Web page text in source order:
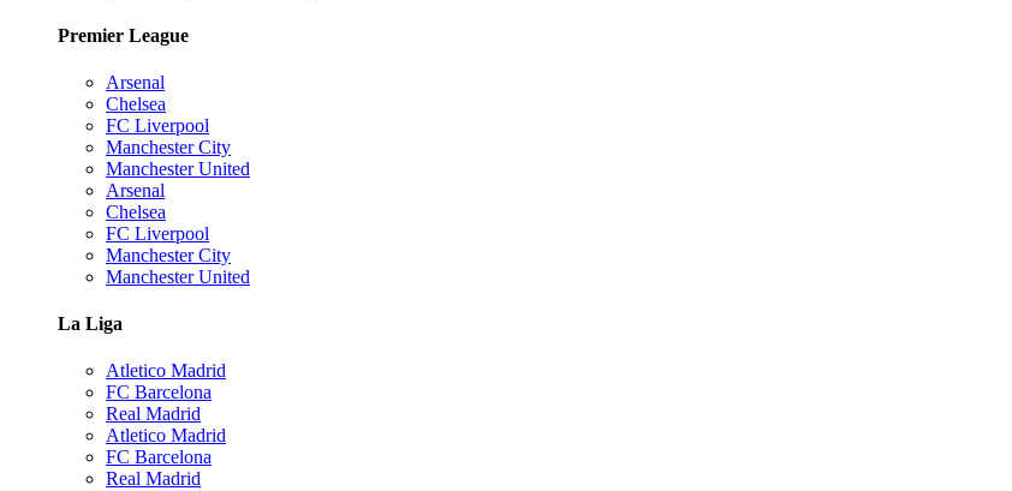
Premier League
Arsenal
Chelsea
FC Liverpool
Manchester City
Manchester United
Arsenal
Chelsea
FC Liverpool
Manchester City
Manchester United
La Liga
Atletico Madrid
FC Barcelona
Real Madrid
Atletico Madrid
FC Barcelona
Real Madrid